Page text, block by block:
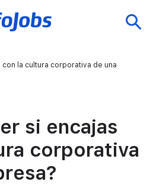
la cultura corporativa de una
si encajas
corporativa